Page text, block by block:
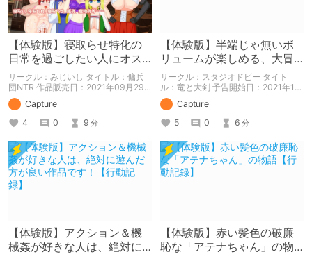
【体験版】寝取らせ特化の
日常を過ごしたい人にオス
スメ！【行動記録】
サークル：みじいし タイトル：傭兵
団NTR 作品販売日：2021年09月29
日 発売済みの作品の体験版の内容を
中心に紹介しているまとめ記事です。
体験版の「ネタバレ」を含んだ内容を
まとめているので、苦手な方は注意し
て下さい。
Capture
4
0 9 分
【体験版】半端じゃ無いボ
リュームが楽しめる、大冒
険ファンタジー！【行動記
録】
サークル：スタジオドビー タイト
ル：竜と大剣 予告開始日：2021年12
月11日 作品販売日：- 予告作品の体験
版の内容を中心に紹介しているまとめ
記事です。 体験版の「ネタバレ」を
含んだ内容をまとめているので、苦手
な方は注意して下さい。
Capture
5
0 6 分
【体験版】アクション＆機
械姦が好きな人は、絶対に
【体験版】赤い髪色の破廉
恥な「アテナちゃん」の物